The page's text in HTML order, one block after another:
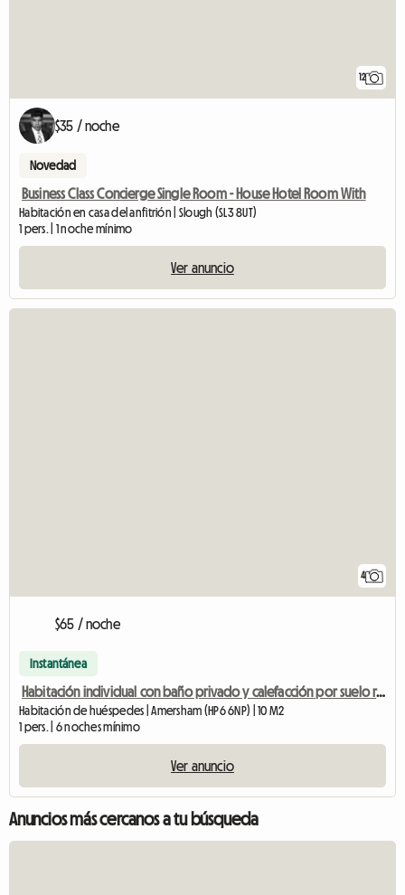
12
$35 / noche
Novedad
Business Class Concierge Single Room - House Hotel Room With
Habitación en casa del anfitrión | Slough (SL3 8UT)
1 pers. | 1 noche mínimo
Ver anuncio
4
$65 / noche
Instantánea
Habitación individual con baño privado y calefacción por suelo radiante -nueva
Habitación de huéspedes | Amersham (HP6 6NP) | 10 M2
1 pers. | 6 noches mínimo
Ver anuncio
Anuncios más cercanos a tu búsqueda